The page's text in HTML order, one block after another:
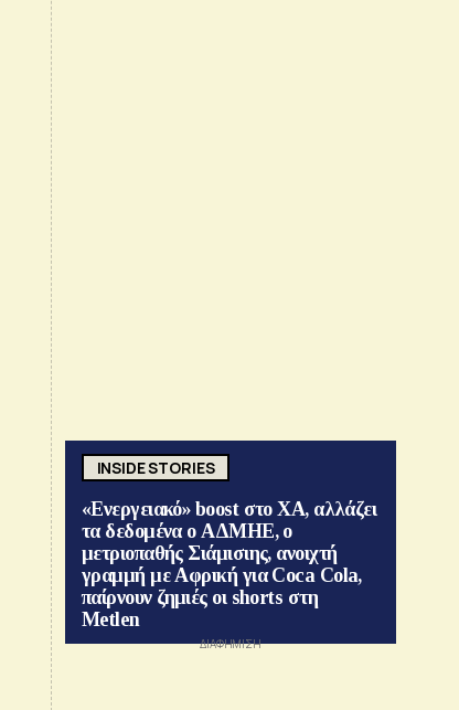
INSIDE STORIES
«Ενεργειακό» boost στο ΧΑ, αλλάζει
τα δεδομένα ο ΑΔΜΗΕ, ο
μετριοπαθής Σιάμισιης, ανοιχτή
γραμμή με Αφρική για Coca Cola,
παίρνουν ζημιές οι shorts στη
Metlen